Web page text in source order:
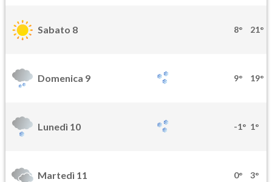
Sabato 8 8° 21°
Domenica 9 9° 19°
Lunedì 10 -1° 1°
Martedì 11 0° 3°